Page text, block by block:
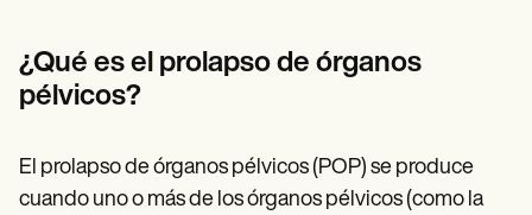
Demos
Training Hub
Webinars
Pricing
Why Carepatron?
¿Qué es el prolapso de órganos
pélvicos?
El prolapso de órganos pélvicos (POP) se produce
cuando uno o más de los órganos pélvicos (como la